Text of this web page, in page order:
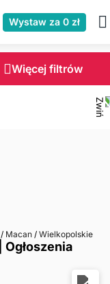
Wystaw za 0 zł
Więcej filtrów
/ Macan / Wielkopolskie